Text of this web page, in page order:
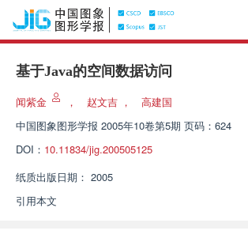
基于Java的空间数据访问
闻紫金 ， 赵文吉 ，
高建国
中国图象图形学报 2005年10卷第5期 页码：624
DOI： 10.11834/jig.200505125
纸质出版日期： 2005
引用本文